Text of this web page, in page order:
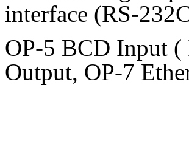
interface (RS-
OP-5 BCD Input
Output, OP-7